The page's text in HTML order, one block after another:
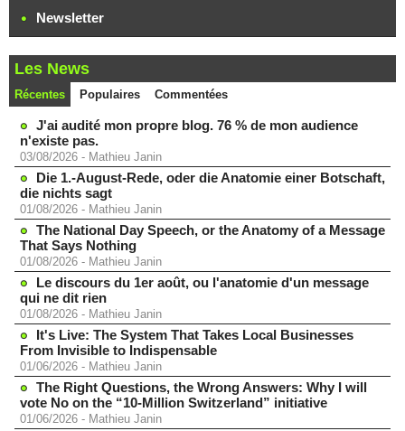
Newsletter
Les News
Récentes Populaires Commentées
J'ai audité mon propre blog. 76 % de mon audience
n'existe pas.
03/08/2026 - Mathieu Janin
Die 1.-August-Rede, oder die Anatomie einer Botschaft,
die nichts sagt
01/08/2026 - Mathieu Janin
The National Day Speech, or the Anatomy of a Message
That Says Nothing
01/08/2026 - Mathieu Janin
Le discours du 1er août, ou l'anatomie d'un message
qui ne dit rien
01/08/2026 - Mathieu Janin
It's Live: The System That Takes Local Businesses
From Invisible to Indispensable
01/06/2026 - Mathieu Janin
The Right Questions, the Wrong Answers: Why I will
vote No on the “10-Million Switzerland” initiative
01/06/2026 - Mathieu Janin